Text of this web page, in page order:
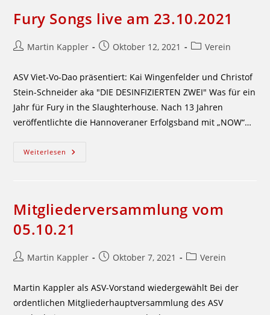
Fury Songs live am 23.10.2021
Beitrags-
Martin Kappler
BeitragOktober 12, 2021
Beitrags-
Verein
ASV Viet-Vo-Dao präsentiert: Kai Wingenfelder und Christof
Stein-Schneider aka "DIE DESINFIZIERTEN ZWEI" Was für ein
Jahr für Fury in the Slaughterhouse. Nach 13 Jahren
veröffentlichte die Hannoveraner Erfolgsband mit „NOW“…
Weiterlesen Fury
Mitgliederversammlung vom
05.10.21
Beitrags-
Martin Kappler
BeitragOktober 7, 2021
Beitrags-
Verein
Martin Kappler als ASV-Vorstand wiedergewählt Bei der
ordentlichen Mitgliederhauptversammlung des ASV